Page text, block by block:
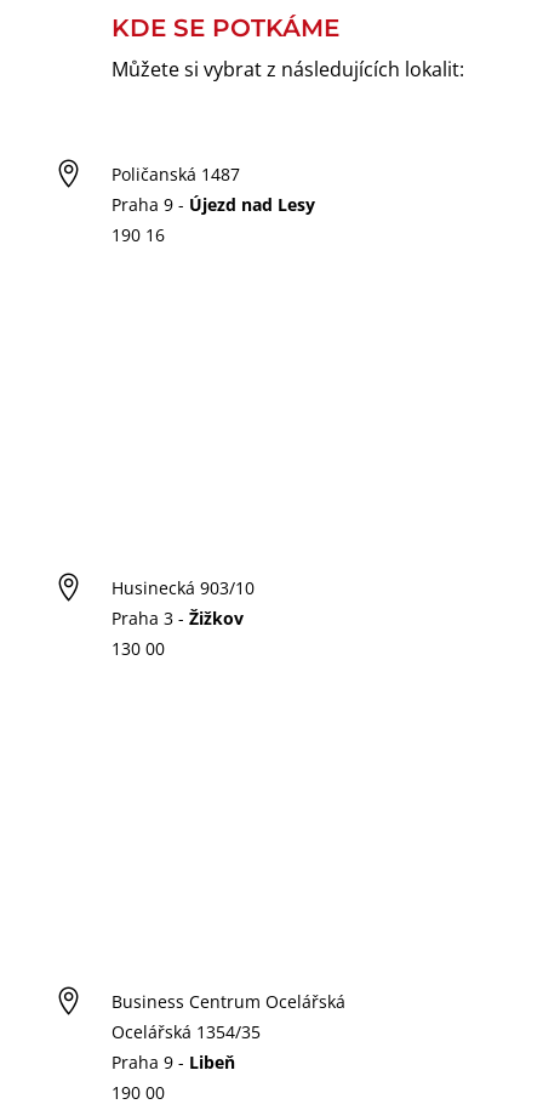
KDE SE POTKÁME
Můžete si vybrat z následujících lokalit:

Poličanská 1487
Praha 9 - Újezd nad Lesy
190 16

Husinecká 903/10
Praha 3 - Žižkov
130 00

Business Centrum Ocelářská
Ocelářská 1354/35
Praha 9 - Libeň
190 00